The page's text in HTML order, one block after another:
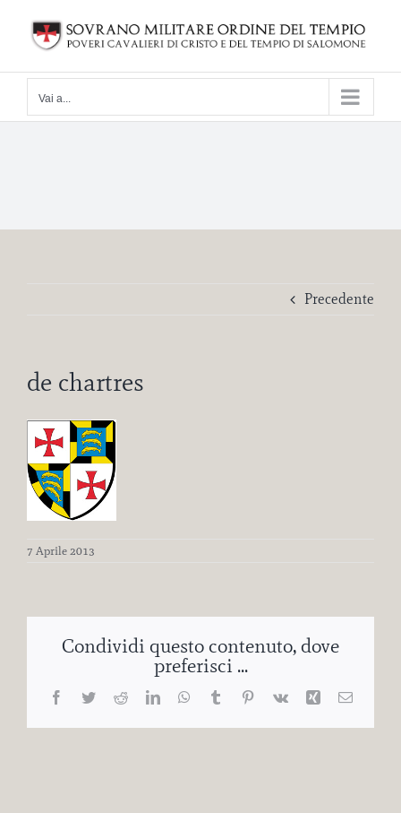
contenuto
Vai a...
Precedente
de chartres
7 Aprile 2013
Condividi questo contenuto, dove
preferisci ...
Facebook
TwitterRedditLinkedInWhatsApp
TumblrPinterest
Vk Xing Email